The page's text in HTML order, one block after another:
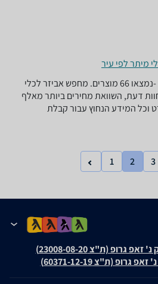
מיתר לפי עיר
אביזרים לכלי מיתר ‏קשת -נמצאו 66 מוצרים. מחפש אביזר לכלי
דעת, השוואת מחירים ביותר מאלף
וכל המידע הנחוץ עבור קבלת
1 2 3
(ת"צ 23008-08-20)
(ת"צ 60371-12-19)